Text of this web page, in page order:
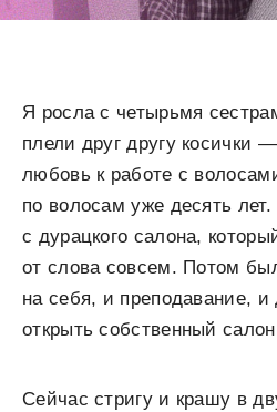
Я росла с четырьмя
плели друг другу косички
любовь к работе с
по волосам уже десять
с дурацкого салона,
от слова совсем. Потом
на себя, и преподавание, и
открыть собственный
Сейчас стригу и крашу в